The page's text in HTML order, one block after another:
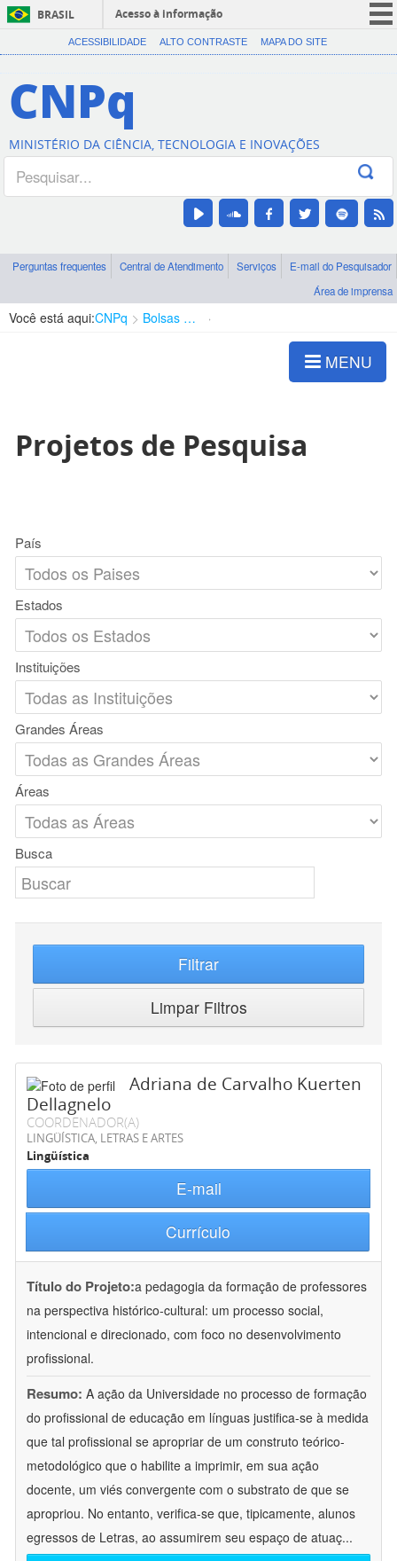
BRASIL
Acesso à informação
CORONAVÍRUS (COVID-19)
Canais
ACESSIBILIDADE ALTO CONTRASTE MAPA DO SITE
CNPq
MINISTÉRIO DA CIÊNCIA, TECNOLOGIA E INOVAÇÕES
Perguntas frequentes Central de Atendimento Serviços
E-mail do Pesquisador
Área de imprensa
Você está aqui:CNPq Bolsas e Auxílios Vigentes
MENU
Projetos de Pesquisa
País
Estados
Instituições
Grandes Áreas
Áreas
Busca
Filtrar
Limpar Filtros
Adriana de Carvalho Kuerten
Dellagnelo
COORDENADOR(A)
LINGÜÍSTICA, LETRAS E ARTES
Lingüística
E-mail
Currículo
Título do Projeto:a pedagogia da formação de professores
na perspectiva histórico-cultural: um processo social,
intencional e direcionado, com foco no desenvolvimento
profissional.
Resumo: A ação da Universidade no processo de formação
do profissional de educação em línguas justifica-se à medida
que tal profissional se apropriar de um construto teórico-
metodológico que o habilite a imprimir, em sua ação
docente, um viés convergente com o substrato de que se
apropriou. No entanto, verifica-se que, tipicamente, alunos
egressos de Letras, ao assumirem seu espaço de atuaç...